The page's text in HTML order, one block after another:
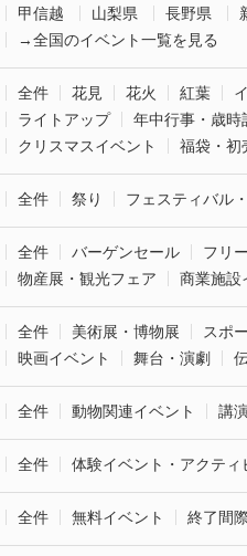
甲信越 山梨県 長野県
→全国のイベント一覧を見る
全件 花見 花火 紅葉
ライトアップ
年中行事・歳時
クリスマスイベント
福袋・初
全件 祭り フェスティバル
全件 バーゲンセール フリ
物産展・観光フェア
商業施設
全件 美術展・博物展 スポ
映画イベント
舞台・演劇
全件 動物関連イベント 講
全件 体験イベント・アクティ
全件 無料イベント 終了間際